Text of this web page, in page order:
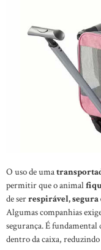
O uso de uma
permitir que o animal
de serrespirável, segura
Algumas companhias
segurança. É
dentro da caixa,